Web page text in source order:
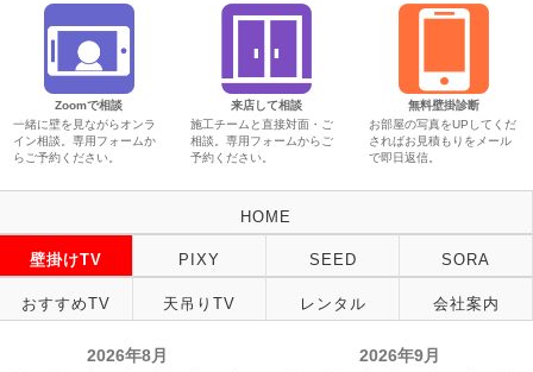
Zoomで相談
一緒に壁を見ながらオンラ
イン相談。専用フォームか
らご予約ください。
来店して相談
施工チームと直接対面・ご
相談。専用フォームからご
予約ください。
無料壁掛診断
お部屋の写真をUPしてくだ
さればお見積もりをメール
で即日返信。
HOME
壁掛けTV PIXY SEED SORA
おすすめTV 天吊りTV レンタル 会社案内
2026年8月 2026年9月